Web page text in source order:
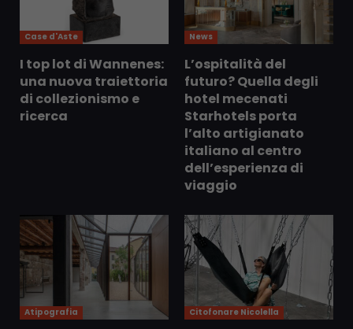
Case d'Aste
I top lot di Wannenes:
una nuova traiettoria
di collezionismo e
ricerca
News
L’ospitalità del
futuro? Quella degli
hotel mecenati
Starhotels porta
l’alto artigianato
italiano al centro
dell’esperienza di
viaggio
Atipografia Citofonare Nicolella